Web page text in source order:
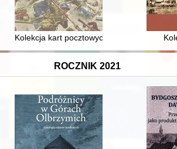
2025
konspiracji niepodległościowej na
Kolekcja kart pocztowych Mariana
ROCZNIK 2021